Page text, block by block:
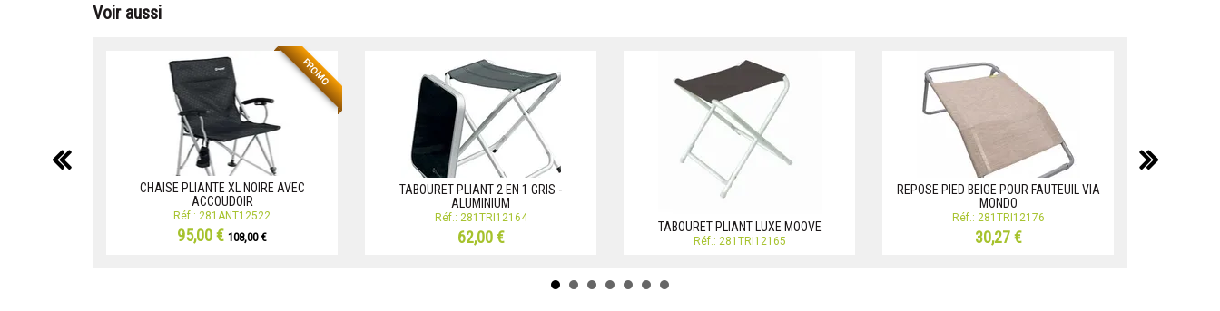
Voir aussi
PROMO
CHAISE PLIANTE XL NOIRE AVEC
ACCOUDOIR
Réf.: 281ANT12522
95,00 € 108,00 €
TABOURET PLIANT 2 EN 1 GRIS -
ALUMINIUM
Réf.: 281TRI12164
62,00 €
TABOURET PLIANT LUXE MOOVE
Réf.: 281TRI12165
REPOSE PIED BEIGE POUR FAUTEUIL VIA
MONDO
Réf.: 281TRI12176
30,27 €
précédent